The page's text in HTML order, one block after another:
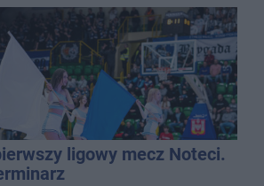
ligowy mecz Noteci.